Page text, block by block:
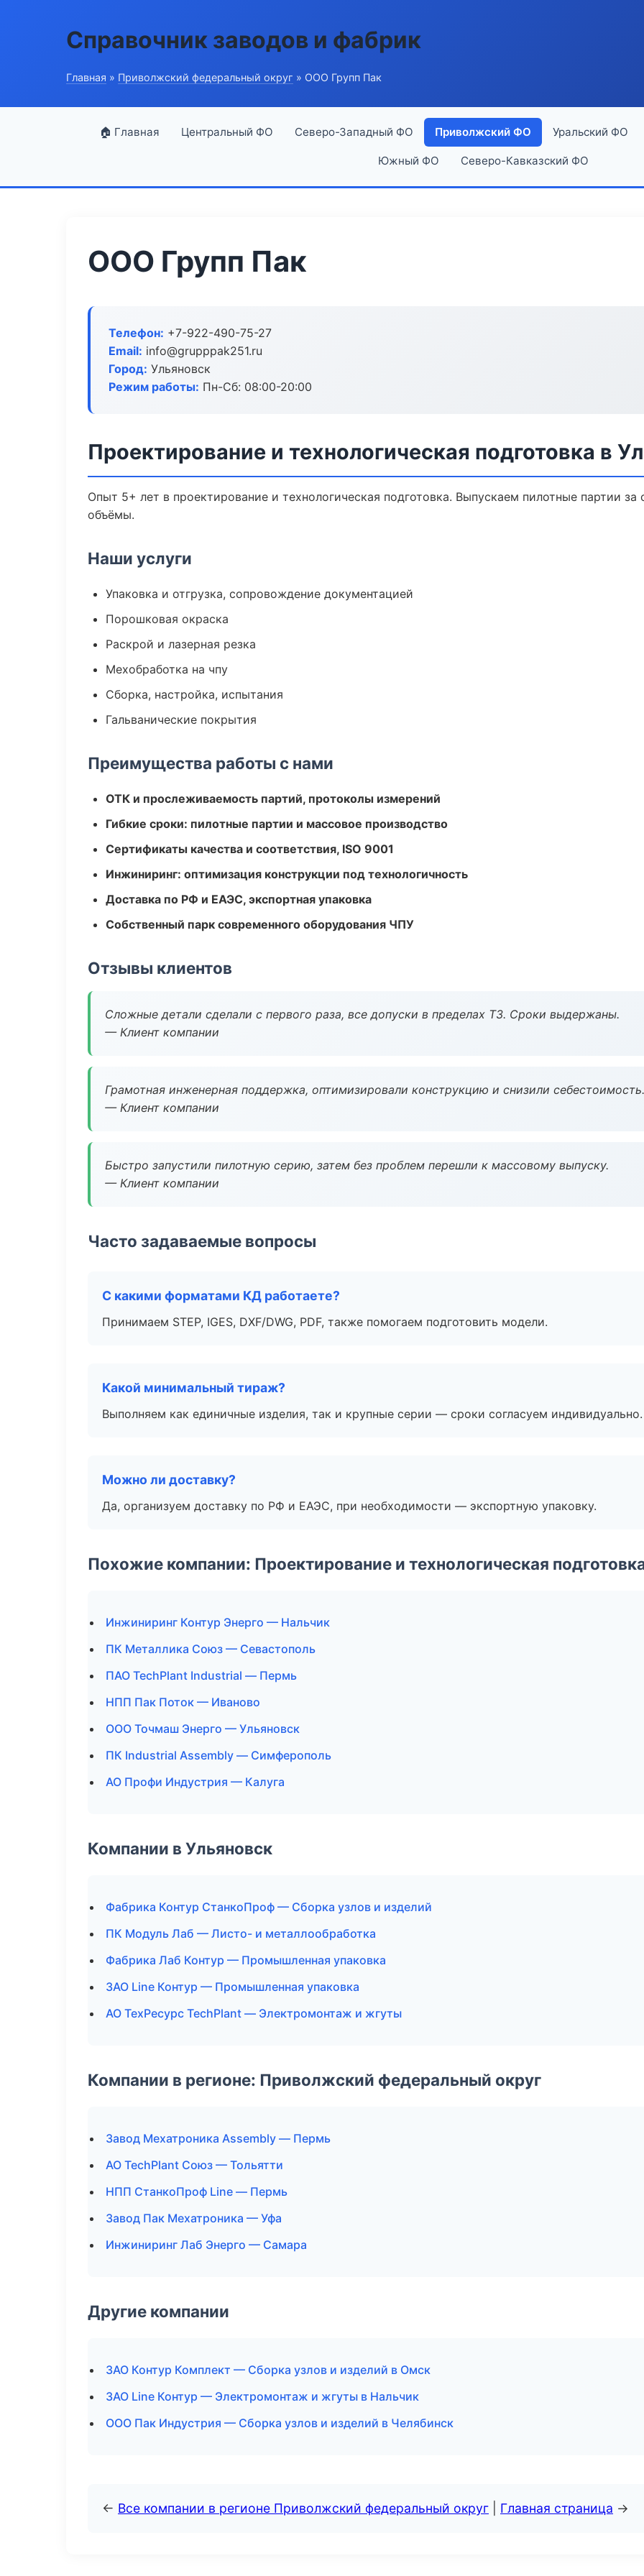
Справочник заводов и фабрик
Главная » Приволжский федеральный округ » ООО Групп Пак
🏠 Главная Центральный ФО Северо-Западный ФО Приволжский ФО Уральский ФО
Южный ФО Северо-Кавказский ФО
ООО Групп Пак
Телефон: +7-922-490-75-27
Email: info@grupppak251.ru
Город: Ульяновск
Режим работы: Пн-Сб: 08:00-20:00
Проектирование и технологическая подготовка в
Опыт 5+ лет в проектирование и технологическая подготовка. Выпускаем пилотные партии
объёмы.
Наши услуги
Упаковка и отгрузка, сопровождение документацией
Порошковая окраска
Раскрой и лазерная резка
Мехобработка на чпу
Сборка, настройка, испытания
Гальванические покрытия
Преимущества работы с нами
ОТК и прослеживаемость партий, протоколы измерений
Гибкие сроки: пилотные партии и массовое производство
Сертификаты качества и соответствия, ISO 9001
Инжиниринг: оптимизация конструкции под технологичность
Доставка по РФ и ЕАЭС, экспортная упаковка
Собственный парк современного оборудования ЧПУ
Отзывы клиентов
Сложные детали сделали с первого раза, все допуски в пределах ТЗ. Сроки выдержаны.
— Клиент компании
Грамотная инженерная поддержка, оптимизировали конструкцию и снизили себестоимость.
— Клиент компании
Быстро запустили пилотную серию, затем без проблем перешли к массовому выпуску.
— Клиент компании
Часто задаваемые вопросы
С какими форматами КД работаете?
Принимаем STEP, IGES, DXF/DWG, PDF, также помогаем подготовить модели.
Какой минимальный тираж?
Выполняем как единичные изделия, так и крупные серии — сроки согласуем индивидуально.
Можно ли доставку?
Да, организуем доставку по РФ и ЕАЭС, при необходимости — экспортную упаковку.
Похожие компании: Проектирование и технологическая
Инжиниринг Контур Энерго — Нальчик
ПК Металлика Союз — Севастополь
ПАО TechPlant Industrial — Пермь
НПП Пак Поток — Иваново
ООО Точмаш Энерго — Ульяновск
ПК Industrial Assembly — Симферополь
АО Профи Индустрия — Калуга
Компании в Ульяновск
Фабрика Контур СтанкоПроф — Сборка узлов и изделий
ПК Модуль Лаб — Листо- и металлообработка
Фабрика Лаб Контур — Промышленная упаковка
ЗАО Line Контур — Промышленная упаковка
АО ТехРесурс TechPlant — Электромонтаж и жгуты
Компании в регионе: Приволжский федеральный округ
Завод Мехатроника Assembly — Пермь
АО TechPlant Союз — Тольятти
НПП СтанкоПроф Line — Пермь
Завод Пак Мехатроника — Уфа
Инжиниринг Лаб Энерго — Самара
Другие компании
ЗАО Контур Комплект — Сборка узлов и изделий в Омск
ЗАО Line Контур — Электромонтаж и жгуты в Нальчик
ООО Пак Индустрия — Сборка узлов и изделий в Челябинск
← Все компании в регионе Приволжский федеральный округ Главная страница →